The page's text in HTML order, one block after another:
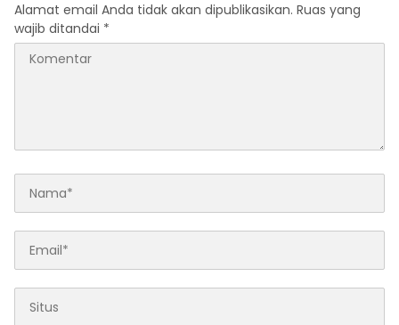
Alamat email Anda tidak akan dipublikasikan. Ruas yang
wajib ditandai *